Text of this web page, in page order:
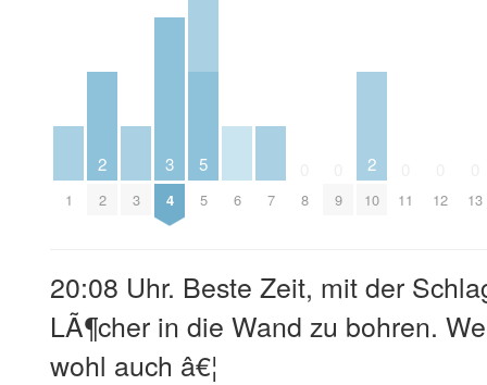
1
2
2 3
3
4
5
5 6 7 8 9
2
10 11 12 13
20:08 Uhr. Beste Zeit, mit der
LÃ¶cher in die Wand zu bohren.
wohl auch â€¦